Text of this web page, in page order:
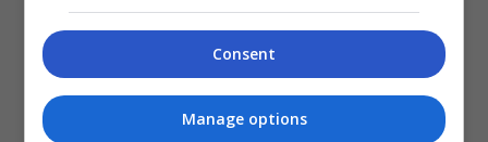
Aniq Suhair
- By
Consent
Manage options